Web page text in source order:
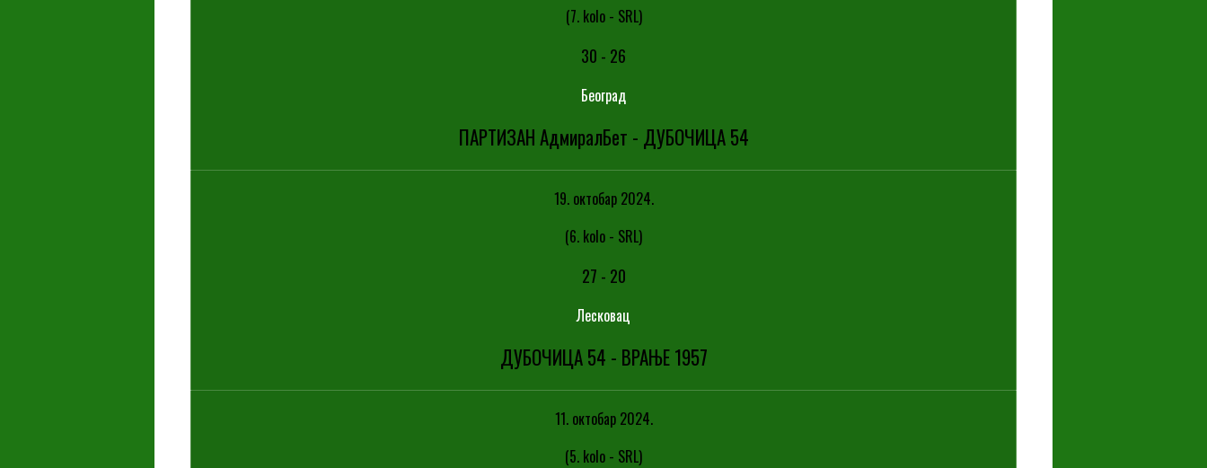
(7. kolo - SRL)
30 - 26
Београд
ПАРТИЗАН АдмиралБет - ДУБОЧИЦА 54
19. октобар 2024.
(6. kolo - SRL)
27 - 20
Лесковац
ДУБОЧИЦА 54 - ВРАЊЕ 1957
11. октобар 2024.
(5. kolo - SRL)